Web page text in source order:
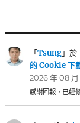
「Tsung」於
的 Cookie 下
2026 年 08 月
感謝回報，已經